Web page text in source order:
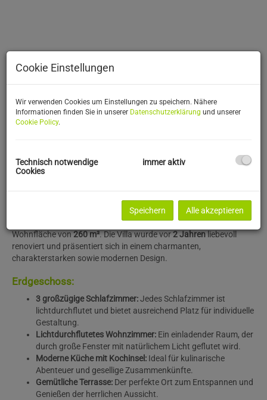
GROSSZÜGIGE VILLA MIT 2 GRUNDSTÜCKEN UND
WUNDERBARER FERNSICHT ZU KAUFEN ODER MIETEN!
einen atemberaubenden Panoramablick über den Wienerwald.Das
erbaute Haus erstreckt sich über eine
1417 m²und bietet eine großzügige
Wohnfläche von260 m². Die Villa wurde vor2 Jahren liebevoll
renoviert und präsentiert sich in einem charmanten,
charakterstarken sowie modernen Design.
Erdgeschoss:
3 großzügige Schlafzimmer:Jedes Schlafzimmer ist
lichtdurchflutet und bietet ausreichend Platz für individuelle
Gestaltung.
Lichtdurchflutetes Wohnzimmer: Ein einladender Raum, der
durch große Fenster mit natürlichem Licht geflutet wird.
Moderne Küche mit Kochinsel: Ideal für kulinarische
Abenteuer und gesellige Zusammenkünfte.
Gemütliche Terrasse: Der perfekte Ort zum Entspannen und
Genießen der herrlichen Aussicht.
Cookie Einstellungen
Wir verwenden Cookies um Einstellungen zu speichern. Nähere
Informationen finden Sie in unserer Datenschutzerklärung und unserer
Cookie Policy.
Technisch notwendige
Cookies
immer aktiv
Speichern Alle akzeptieren